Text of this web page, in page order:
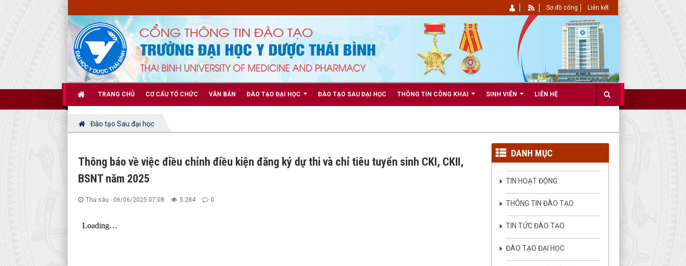
TRANG CHỦ CƠ CẤU TỔ CHỨC VĂN BẢN ĐÀO TẠO ĐẠI HỌC ĐÀO TẠO SAU ĐẠI HỌC THÔNG TIN CÔNG KHAI SINH VIÊN LIÊN HỆ
Sơ đồ cổng Liên kết
Đào tạo Sau đại học
Thông báo về việc điều chỉnh điều kiện đăng ký dự thi và chỉ tiêu tuyển sinh CKI, CKII,
BSNT năm 2025
Thứ sáu - 06/06/2025 07:08 5.284 0
DANH MỤC
TIN HOẠT ĐỘNG
THÔNG TIN ĐÀO TẠO
TIN TỨC ĐÀO TẠO
ĐÀO TẠO ĐẠI HỌC